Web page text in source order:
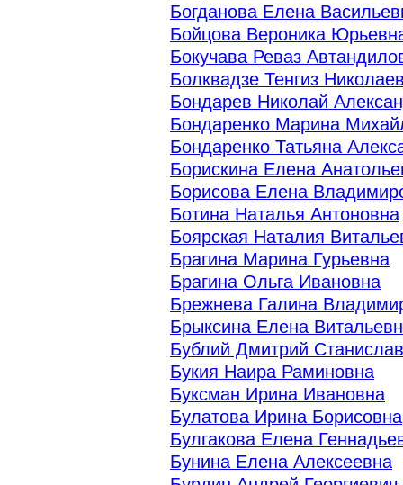
Богданова Елена
Бойцова Вероника
Бокучава Реваз
Болквадзе Тенгиз
Бондарев Николай
Бондаренко Марина
Бондаренко Татьяна
Борискина Елена
Борисова Елена
Ботина Наталья Антоновна
Боярская Наталия
Брагина Марина Гурьевна
Брагина Ольга Ивановна
Брежнева Галина
Брыксина Елена
Бублий Дмитрий
Букия Наира Раминовна
Буксман Ирина Ивановна
Булатова Ирина Борисовна
Булгакова Елена
Бунина Елена Алексеевна